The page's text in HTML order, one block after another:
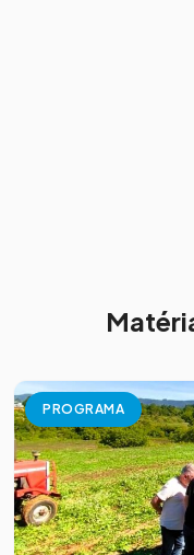
PROGRAMA